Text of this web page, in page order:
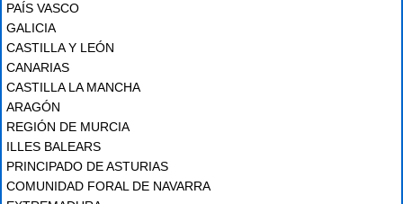
PAÍS VASCO
GALICIA
CASTILLA Y LEÓN
CANARIAS
CASTILLA LA MANCHA
ARAGÓN
REGIÓN DE MURCIA
ILLES BALEARS
PRINCIPADO DE ASTURIAS
COMUNIDAD FORAL DE NAVARRA